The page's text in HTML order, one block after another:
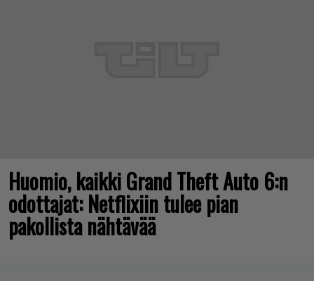
Huomio, kaikki Grand Theft Auto 6:n
odottajat: Netflixiin tulee pian
pakollista nähtävää